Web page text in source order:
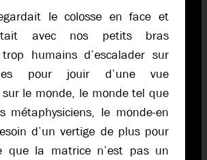
le colosse en face et
avec nos petits bras
humains d’escalader sur
pour jouir d’une vue
le monde, le monde tel que
métaphysiciens, le monde-en
d’un vertige de plus pour
que la matrice n’est pas un